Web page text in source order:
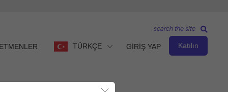
TÜRKÇE GİRİŞ YAP Katılın
search the site